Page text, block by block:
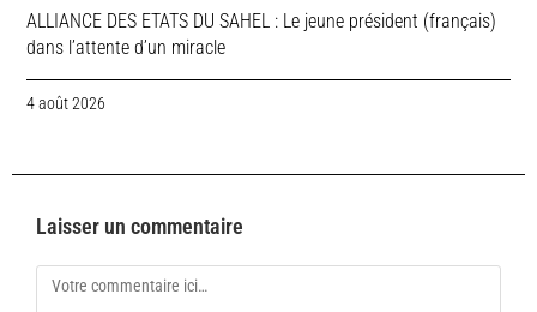
ALLIANCE DES ETATS DU SAHEL : Le jeune président (français)
dans l’attente d’un miracle
4 août 2026
Laisser un commentaire